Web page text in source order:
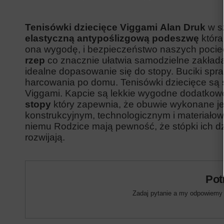
Tenisówki dziecięce Viggami Alan Druk w
elastyczną antypoślizgową podeszwę która
ona wygodę, i bezpieczeństwo naszych
rzep co znacznie ułatwia samodzielne
idealne dopasowanie się do stopy. Buciki
harcowania po domu. Tenisówki dziecięce są
Viggami. Kapcie są lekkie wygodne
stopy który zapewnia, że obuwie wykonane
konstrukcyjnym, technologicznym i
niemu Rodzice mają pewność, że stópki ich
rozwijają.
Zadaj pytanie a my